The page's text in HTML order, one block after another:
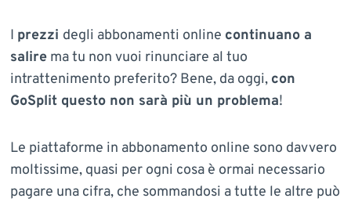
I prezzi degli abbonamenti online continuano a
salirema tu non vuoi rinunciare al tuo
intrattenimento preferito? Bene, da oggi, con
GoSplit questo non sarà più un problema!
Le piattaforme in abbonamento online sono davvero
moltissime, quasi per ogni cosa è ormai necessario
pagare una cifra, che sommandosi a tutte le altre può